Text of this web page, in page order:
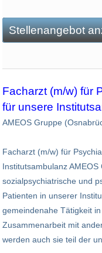
Stellenangebot
Facharzt (m/w) für
für unsere
AMEOS Gruppe
Facharzt (m/w) für
Institutsambulanz
sozialpsychiatrische und
Patienten in unserer
gemeindenahe Tätigkeit
Zusammenarbeit mit
werden auch sie teil der